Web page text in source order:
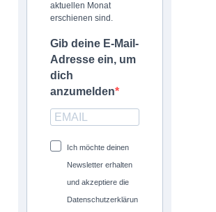
aktuellen Monat
erschienen sind.
Gib deine E-Mail-
Adresse ein, um
dich
anzumelden
Ich möchte deinen
Newsletter erhalten
und akzeptiere die
Datenschutzerklärun